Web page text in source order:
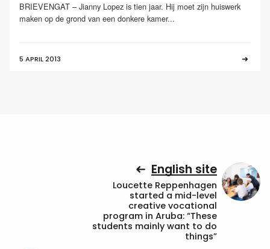
BRIEVENGAT – Jianny Lopez is tien jaar. Hij moet zijn huiswerk
maken op de grond van een donkere kamer...
5 APRIL 2013
English site
Loucette Reppenhagen
started a mid-level
creative vocational
program in Aruba: “These
students mainly want to do
things”